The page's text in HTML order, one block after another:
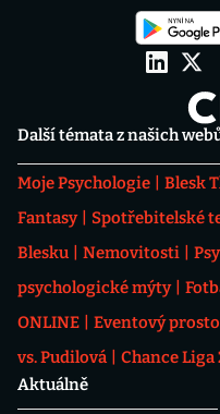
Další témata z našich
Moje Psychologie Blesk
Fantasy
Spotřebitelské
Blesku
Nemovitosti
psychologické mýty
ONLINE
Eventový
vs. Pudilová
Chance Liga
Aktuálně